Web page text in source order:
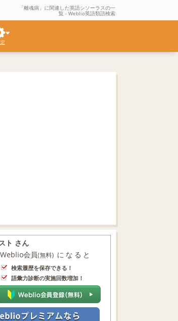
「離魂病」に関連した英語シソーラスの一
覧 - Weblio英語類語検索
ト さん
Weblio会員(無料) になると
検索履歴を保存できる！
語彙力診断の実施回数増加！